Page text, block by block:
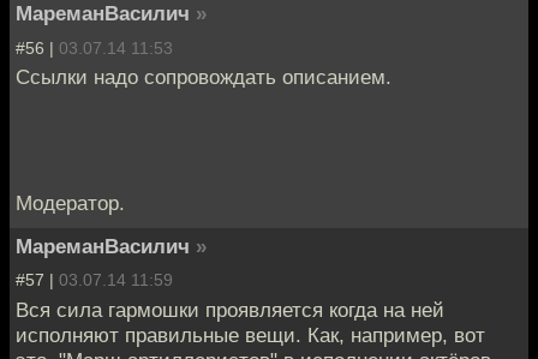
МареманВасилич »
#56 | 03.07.14 11:53
Ссылки надо сопровождать описанием.
Модератор.
МареманВасилич »
#57 | 03.07.14 11:59
Вся сила гармошки проявляется когда на ней
исполняют правильные вещи. Как, например, вот